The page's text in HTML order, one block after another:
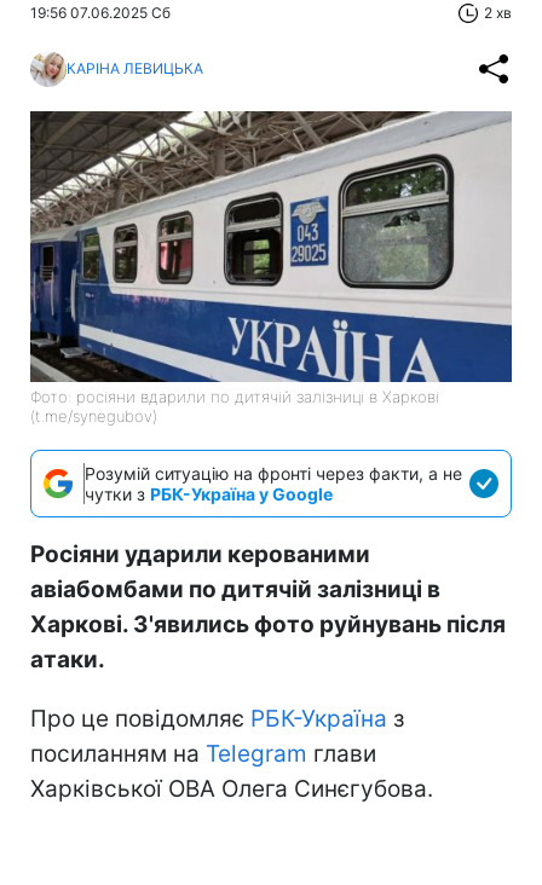
19:56 07.06.2025 Сб 2 хв
КАРІНА ЛЕВИЦЬКА
Фото: росіяни вдарили по дитячій залізниці в Харкові
(t.me/synegubov)
Розумій ситуацію на фронті через факти, а не
чутки з РБК-Україна у Google
Росіяни ударили керованими
авіабомбами по дитячій залізниці в
Харкові. З'явились фото руйнувань після
атаки.
Про це повідомляє РБК-Україна з
посиланням на Telegram глави
Харківської ОВА Олега Синєгубова.